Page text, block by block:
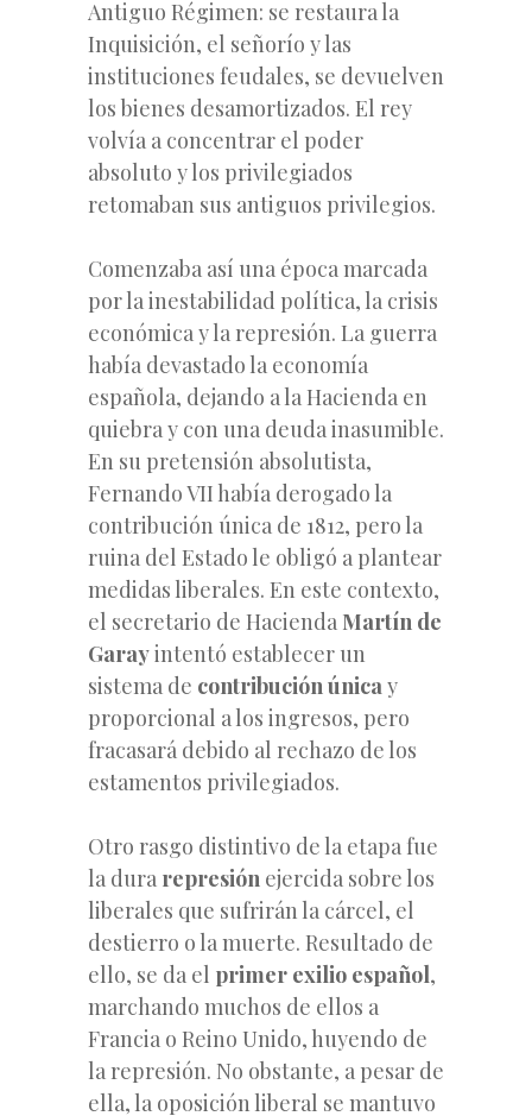
Antiguo Régimen: se restaura la
Inquisición, el señorío y las
instituciones feudales, se devuelven
los bienes desamortizados. El rey
volvía a concentrar el poder
absoluto y los privilegiados
retomaban sus antiguos privilegios.
Comenzaba así una época marcada
por la inestabilidad política, la crisis
económica y la represión. La guerra
había devastado la economía
española, dejando a la Hacienda en
quiebra y con una deuda inasumible.
En su pretensión absolutista,
Fernando VII había derogado la
contribución única de 1812, pero la
ruina del Estado le obligó a plantear
medidas liberales. En este contexto,
el secretario de Hacienda Martín de
Garayintentó establecer un
sistema de contribución únicay
proporcional a los ingresos, pero
fracasará debido al rechazo de los
estamentos privilegiados.
Otro rasgo distintivo de la etapa fue
la dura represión ejercida sobre los
liberales que sufrirán la cárcel, el
destierro o la muerte. Resultado de
ello, se da el primer exilio español,
marchando muchos de ellos a
Francia o Reino Unido, huyendo de
la represión. No obstante, a pesar de
ella, la oposición liberal se mantuvo